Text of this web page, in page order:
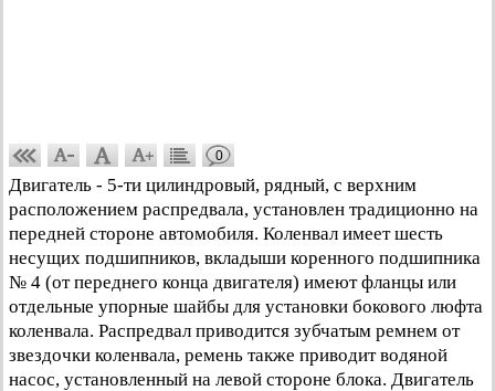
0
Двигатель - 5-ти цилиндровый, рядный, с верхним
расположением распредвала, установлен традиционно на
передней стороне автомобиля. Коленвал имеет шесть
несущих подшипников, вкладыши коренного подшипника
№ 4 (от переднего конца двигателя) имеют фланцы или
отдельные упорные шайбы для установки бокового люфта
коленвала. Распредвал приводится зубчатым ремнем от
звездочки коленвала, ремень также приводит водяной
насос, установленный на левой стороне блока. Двигатель